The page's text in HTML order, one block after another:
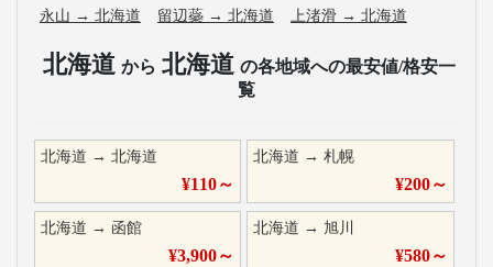
永山 → 北海道 留辺蘂 → 北海道 上渚滑 → 北海道
北海道 から 北海道 の各地域への最安値/格安一
覧
北海道 → 北海道
¥110～
北海道 →札幌
¥200～
北海道 → 函館
¥3,900～
北海道 →旭川
¥580～